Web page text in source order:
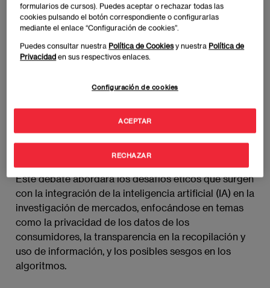
Publicado: 08/11/2024|Actualizado: 05/06/2025
21 de noviembrecelebraremos la mesa
Transparencia en el Uso de Inteligencia Artificial en la
Investigación de Mercados: ¿Dónde Trazamos el
Límite?
Este debate abordará los desafíos éticos que surgen
con la integración de la inteligencia artificial (IA) en la
investigación de mercados, enfocándose en temas
como la privacidad de los datos de los
consumidores, la transparencia en la recopilación y
uso de información, y los posibles sesgos en los
algoritmos.
formularios de cursos). Puedes aceptar o rechazar todas las
cookies pulsando el botón correspondiente o configurarlas
mediante el enlace “Configuración de cookies”.
Puedes consultar nuestra Política de Cookiesy nuestra Política de
Privacidad en sus respectivos enlaces.
Configuración de cookies
RECHAZAR
ACEPTAR